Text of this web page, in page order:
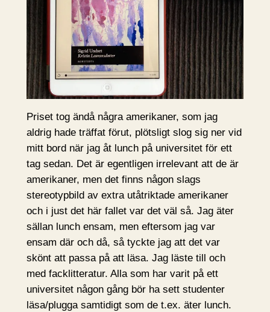
Priset tog ändå några amerikaner, som jag
aldrig hade träffat förut, plötsligt slog sig ner vid
mitt bord när jag åt lunch på universitet för ett
tag sedan. Det är egentligen irrelevant att de är
amerikaner, men det finns någon slags
stereotypbild av extra utåtriktade amerikaner
och i just det här fallet var det väl så. Jag äter
sällan lunch ensam, men eftersom jag var
ensam där och då, så tyckte jag att det var
skönt att passa på att läsa. Jag läste till och
med facklitteratur. Alla som har varit på ett
universitet någon gång bör ha sett studenter
läsa/plugga samtidigt som de t.ex. äter lunch.